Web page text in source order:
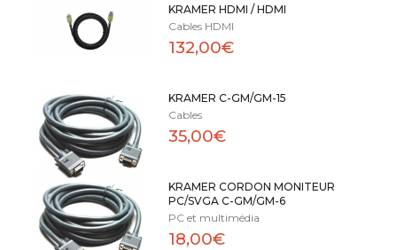
KRAMER HDMI / HDMI
Cables HDMI
132,00€
KRAMER C-GM/GM-15
Cables
35,00€
KRAMER CORDON MONITEUR
PC/SVGA C-GM/GM-6
PC et multimédia
18,00€